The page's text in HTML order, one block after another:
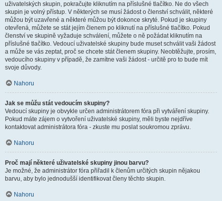
uživatelských skupin, pokračujte kliknutím na příslušné tlačítko. Ne do všech
skupin je volný přístup. V některých se musí žádost o členství schválit, některé
můžou být uzavřené a některé můžou být dokonce skryté. Pokud je skupiny
otevřená, můžete se stát jejím členem po kliknutí na příslušné tlačítko. Pokud
členství ve skupině vyžaduje schválení, můžete o ně požádat kliknutím na
příslušné tlačítko. Vedoucí uživatelské skupiny bude muset schválit vaši žádost
a může se vás zeptat, proč se chcete stát členem skupiny. Neobtěžujte, prosím,
vedoucího skupiny v případě, že zamítne vaši žádost - určitě pro to bude mít
svoje důvody.
Nahoru
Jak se můžu stát vedoucím skupiny?
Vedoucí skupiny je obvykle určen administrátorem fóra při vytváření skupiny.
Pokud máte zájem o vytvoření uživatelské skupiny, měli byste nejdříve
kontaktovat administrátora fóra - zkuste mu poslat soukromou zprávu.
Nahoru
Proč mají některé uživatelské skupiny jinou barvu?
Je možné, že administrátor fóra přiřadil k členům určitých skupin nějakou
barvu, aby bylo jednodušší identifikovat členy těchto skupin.
Nahoru